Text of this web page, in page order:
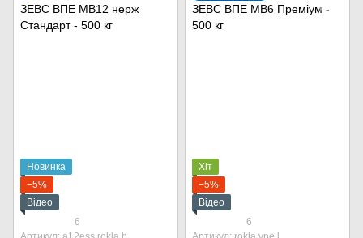
Новинка
−5%
Відео
6
Хіт
−5%
Відео
6